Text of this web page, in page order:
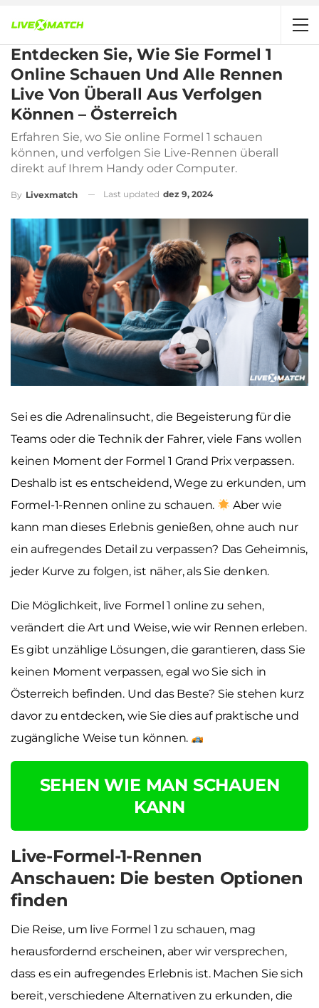
Entdecken Sie, Wie Sie Formel 1
Online Schauen Und Alle Rennen
Live Von Überall Aus Verfolgen
Können – Österreich
Erfahren Sie, wo Sie online Formel 1 schauen
können, und verfolgen Sie Live-Rennen überall
direkt auf Ihrem Handy oder Computer.
By Livexmatch Last updated dez 9, 2024
Sei es die Adrenalinsucht, die Begeisterung für die
Teams oder die Technik der Fahrer, viele Fans wollen
keinen Moment der Formel 1 Grand Prix verpassen.
Deshalb ist es entscheidend, Wege zu erkunden, um
Formel-1-Rennen online zu schauen.
Aber wie
kann man dieses Erlebnis genießen, ohne auch nur
ein aufregendes Detail zu verpassen? Das Geheimnis,
jeder Kurve zu folgen, ist näher, als Sie denken.
Die Möglichkeit, live Formel 1 online zu sehen,
verändert die Art und Weise, wie wir Rennen erleben.
Es gibt unzählige Lösungen, die garantieren, dass Sie
keinen Moment verpassen, egal wo Sie sich in
Österreich befinden. Und das Beste? Sie stehen kurz
davor zu entdecken, wie Sie dies auf praktische und
zugängliche Weise tun können.
SEHEN WIE MAN SCHAUEN
KANN
Live-Formel-1-Rennen
Anschauen: Die besten Optionen
finden
Die Reise, um live Formel 1 zu schauen, mag
herausfordernd erscheinen, aber wir versprechen,
dass es ein aufregendes Erlebnis ist. Machen Sie sich
bereit, verschiedene Alternativen zu erkunden, die